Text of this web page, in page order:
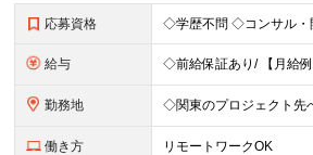
応募資格
給与
勤務地
働き方 リモートワークOK